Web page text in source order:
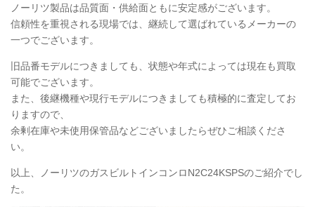
ノーリツ製品は品質面・供給面ともに安定感がございます。
信頼性を重視される現場では、継続して選ばれているメーカーの
一つでございます。
旧品番モデルにつきましても、状態や年式によっては現在も買取
可能でございます。
また、後継機種や現行モデルにつきましても積極的に査定してお
りますので、
余剰在庫や未使用保管品などございましたらぜひご相談くださ
い。
以上、ノーリツのガスビルトインコンロN2C24KSPSのご紹介でし
た。